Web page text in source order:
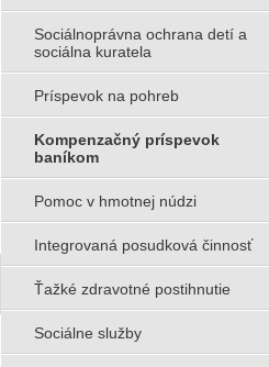
Sociálnoprávna ochrana detí a
sociálna kuratela
Príspevok na pohreb
Kompenzačný príspevok
baníkom
Pomoc v hmotnej núdzi
Integrovaná posudková činnosť
Ťažké zdravotné postihnutie
Sociálne služby